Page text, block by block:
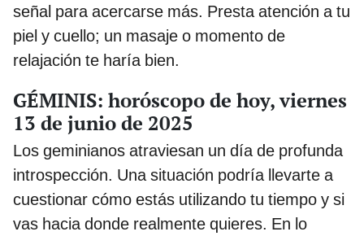
señal para acercarse más. Presta atención a tu
piel y cuello; un masaje o momento de
relajación te haría bien.
GÉMINIS: horóscopo de hoy, viernes
13 de junio de 2025
Los geminianos atraviesan un día de profunda
introspección. Una situación podría llevarte a
cuestionar cómo estás utilizando tu tiempo y si
vas hacia donde realmente quieres. En lo